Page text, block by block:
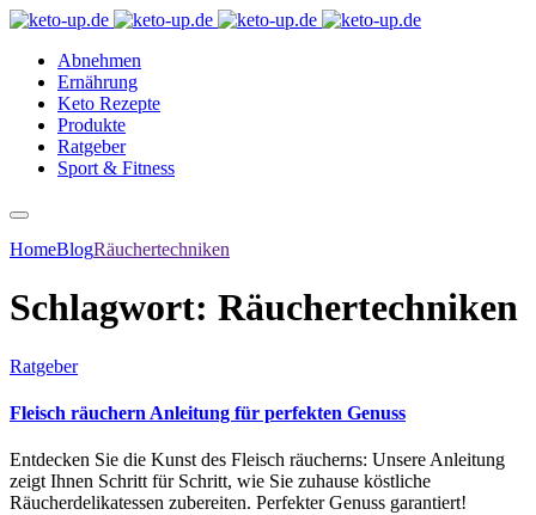
Abnehmen
Ernährung
Keto Rezepte
Produkte
Ratgeber
Sport & Fitness
HomeBlogRäuchertechniken
Schlagwort: Räuchertechniken
Ratgeber
Fleisch räuchern Anleitung für perfekten Genuss
Entdecken Sie die Kunst des Fleisch räucherns: Unsere Anleitung
zeigt Ihnen Schritt für Schritt, wie Sie zuhause köstliche
Räucherdelikatessen zubereiten. Perfekter Genuss garantiert!